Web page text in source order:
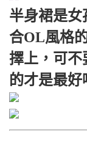
半身裙是女
合OL風格
擇上，可不
的才是最好